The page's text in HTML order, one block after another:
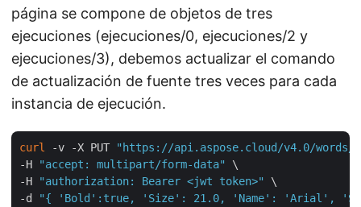
página se compone de objetos de tres
ejecuciones (ejecuciones/0, ejecuciones/2 y
ejecuciones/3), debemos actualizar el comando
de actualización de fuente tres veces para cada
instancia de ejecución.
curl -v -X PUT
"https://api.aspose.cloud/v4.0/words/
-H
"accept: multipart/form-data"
\
-H
"authorization: Bearer <jwt token>"
\
-d
"{ 'Bold':true, 'Size': 21.0, 'Name': 'Arial',